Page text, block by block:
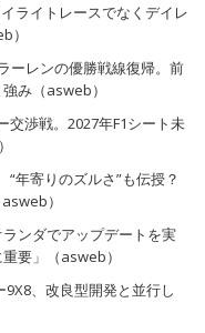
ライトレースでなくデイレ
）
ーレンの優勝戦線復帰。前
み（asweb）
交渉戦。2027年F1シート未
年寄りのズルさ”も伝授？
）
ンダでアップデートを実
要」（asweb）
、改良型開発と並行し